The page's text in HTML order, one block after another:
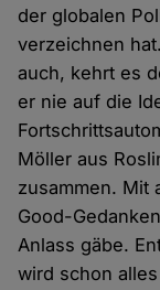
der globalen
verzeichnen
auch, kehrt es
er nie auf die
Möller aus
zusammen. Mit
Good-
Anlass gäbe.
wird schon